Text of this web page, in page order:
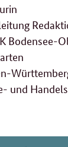
Bodensee-
und